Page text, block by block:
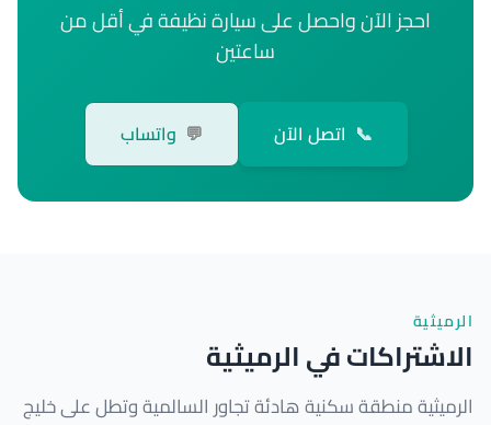
احجز الآن واحصل على سيارة نظيفة في أقل من
ساعتين
📞 اتصل الآن 💬 واتساب
الرميثية
الاشتراكات في الرميثية
الرميثية منطقة سكنية هادئة تجاور السالمية وتطل على خليج